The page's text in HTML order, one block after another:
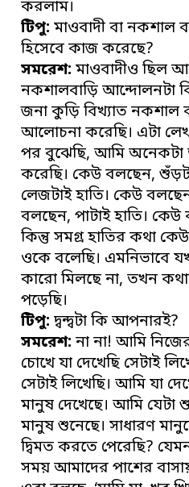
করলাম।
টিপু: মাওবাদী বা নকশাল
হিসেবে কাজ করেছে?
সমরেশ: মাওবাদীও ছিল
নকশালবাড়ি আন্দোলনটা
জনা কুড়ি বিখ্যাত নকশাল
আলোচনা করেছি। এটা
পর বুঝেছি, আমি অনেকটা
করেছি। কেউ বলছেন,
লেজটাই হাতি। কেউ
বলছেন, পাটাই হাতি। কেউ
কিন্তু সমগ্র হাতির কথা
ওকে বলেছি। এমনিভাবে
কারো মিলছে না, তখন
পড়েছি।
টিপু: দ্বন্দ্বটা কি আপনারই?
সমরেশ: না না! আমি
চোখে যা দেখেছি সেটাই
সেটাই লিখেছি। আমি যা
মানুষ দেখেছে। আমি যেটা
মানুষ শুনেছে। সাধারণ
দ্বিমত করতে পেরেছি?
সময় আমাদের পাশের